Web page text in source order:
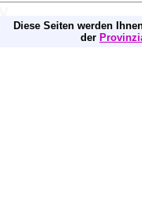
Diese Seiten werden
der